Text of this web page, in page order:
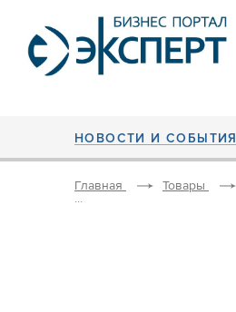
НОВОСТИ И СОБЫТИЯ
Главная Товары
...